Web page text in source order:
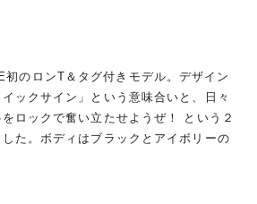
のロンT＆タグ付きモデル。デザイン
ックサイン」という意味合いと、日々
ロックで奮い立たせようぜ！ という２
た。ボディはブラックとアイボリーの